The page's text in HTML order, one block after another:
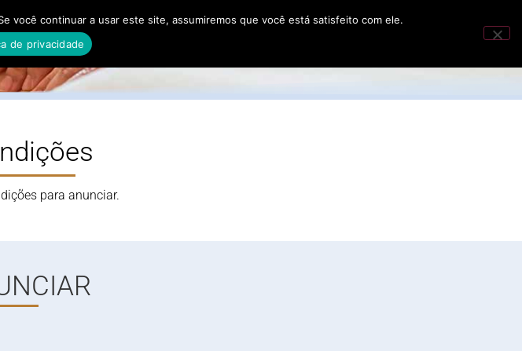
Termos & Condições
para anunciar.
você continuar a usar este site, assumiremos que você está satisfeito com ele.
de privacidade